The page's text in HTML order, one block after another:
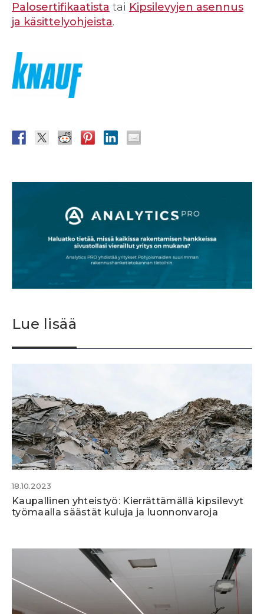
Palosertifikaatista tai Kipsilevyjen asennus
ja käsittelyohjeista.
Lue lisää
18.10.2023
Kaupallinen yhteistyö: Kierrättämällä kipsilevyt
työmaalla säästät kuluja ja luonnonvaroja